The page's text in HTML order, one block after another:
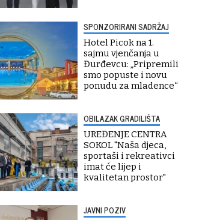
SPONZORIRANI SADRŽAJ
Hotel Picok na 1.
sajmu vjenčanja u
Đurđevcu: „Pripremili
smo popuste i novu
ponudu za mladence“
OBILAZAK GRADILIŠTA
UREĐENJE CENTRA
SOKOL "Naša djeca,
sportaši i rekreativci
imat će lijep i
kvalitetan prostor"
JAVNI POZIV